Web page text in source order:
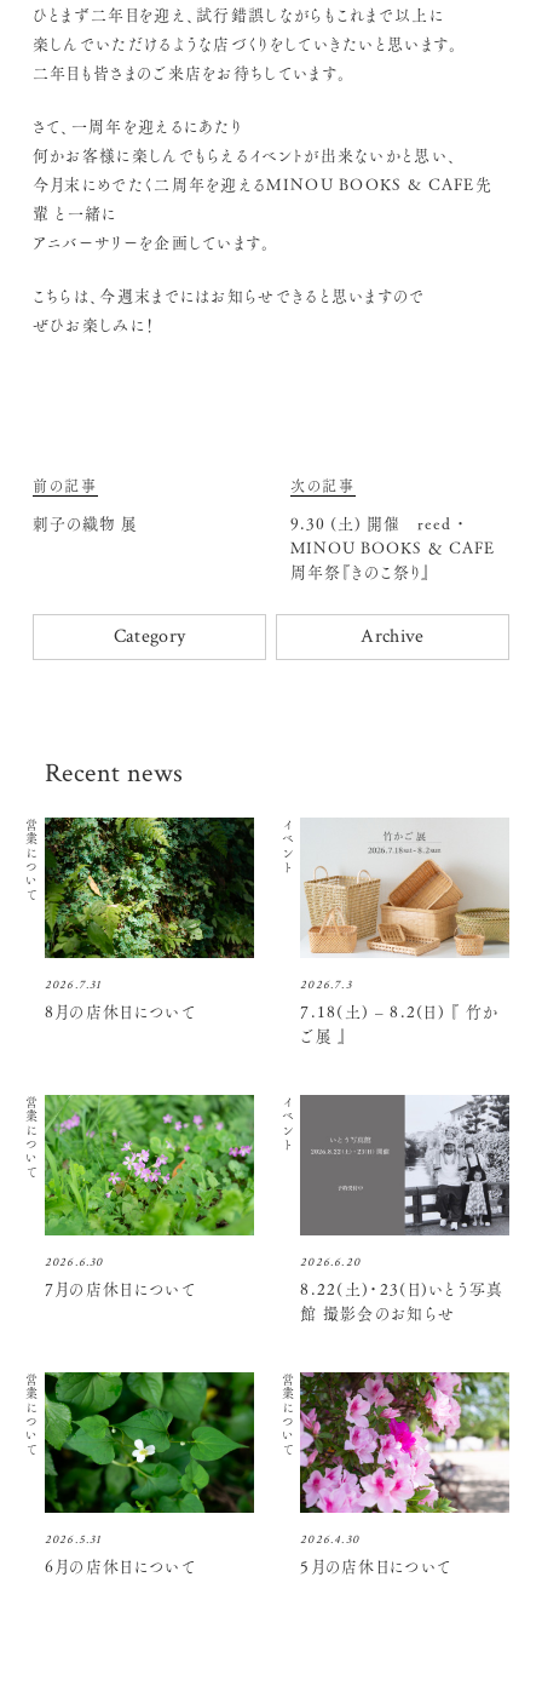
ひとまず二年目を迎え、試行錯誤しながらもこれまで以上に
楽しんでいただけるような店づくりをしていきたいと思います。
二年目も皆さまのご来店をお待ちしています。
さて、一周年を迎えるにあたり
何かお客様に楽しんでもらえるイベントが出来ないかと思い、
今月末にめでたく二周年を迎えるMINOU BOOKS & CAFE先
輩 と一緒に
アニバーサリーを企画しています。
こちらは、今週末までにはお知らせできると思いますので
ぜひお楽しみに！
前の記事
刺子の織物 展
次の記事
9.30 (土) 開催 reed ・
MINOU BOOKS ＆ CAFE
周年祭『きのこ祭り』
Category Archive
Recent news
2026.7.31
営業について
8月の店休日について
2026.7.3
イベント
7.18(土) – 8.2(日) 『 竹か
ご展 』
2026.6.30
営業について
7月の店休日について
2026.6.20
イベント
8.22(土)・23(日)いとう写真
館 撮影会のお知らせ
2026.5.31
営業について
6月の店休日について
2026.4.30
営業について
5月の店休日について